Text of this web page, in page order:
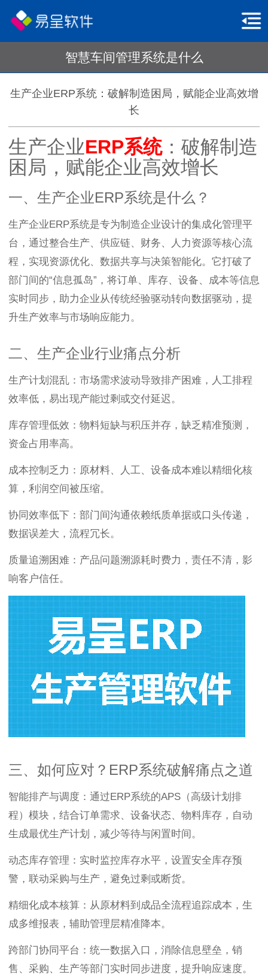
智慧车间管理系统是什么
生产企业ERP系统：破解制造困局，赋能企业高效增
长
生产企业ERP系统：破解制造
困局，赋能企业高效增长
一、生产企业ERP系统是什么？
生产企业ERP系统是专为制造企业设计的集成化管理平
台，通过整合生产、供应链、财务、人力资源等核心流
程，实现资源优化、数据共享与决策智能化。它打破了
部门间的“信息孤岛”，将订单、库存、设备、成本等信息
实时同步，助力企业从传统经验驱动转向数据驱动，提
升生产效率与市场响应能力。
二、生产企业行业痛点分析
生产计划混乱：市场需求波动导致排产困难，人工排程
效率低，易出现产能过剩或交付延迟。
库存管理低效：物料短缺与积压并存，缺乏精准预测，
资金占用率高。
成本控制乏力：原材料、人工、设备成本难以精细化核
算，利润空间被压缩。
协同效率低下：部门间沟通依赖纸质单据或口头传递，
数据误差大，流程冗长。
质量追溯困难：产品问题溯源耗时费力，责任不清，影
响客户信任。
三、如何应对？ERP系统破解痛点之道
智能排产与调度：通过ERP系统的APS（高级计划排
程）模块，结合订单需求、设备状态、物料库存，自动
生成最优生产计划，减少等待与闲置时间。
动态库存管理：实时监控库存水平，设置安全库存预
警，联动采购与生产，避免过剩或断货。
精细化成本核算：从原材料到成品全流程追踪成本，生
成多维报表，辅助管理层精准降本。
跨部门协同平台：统一数据入口，消除信息壁垒，销
售、采购、生产等部门实时同步进度，提升响应速度。